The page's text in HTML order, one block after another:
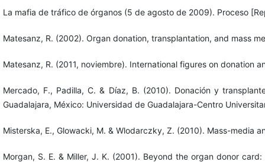
La mafia de tráfico de órganos (5 de agosto de 2009). Proceso
Matesanz, R. (2002). Organ donation, transplantation, and mass
Matesanz, R. (2011, noviembre). International figures on donation
Mercado, F., Padilla, C. & Díaz, B. (2010). Donación y
Guadalajara, México: Universidad de Guadalajara-Centro
Misterska, E., Glowacki, M. & Wlodarczky, Z. (2010). Mass-media
Morgan, S. E. & Miller, J. K. (2001). Beyond the organ donor